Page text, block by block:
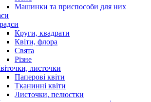
Машинки та приспособи для них
Круги, квадрати
Квіти, флора
Свята
Різне
листочки
Паперові квіти
Тканинні квіти
Листочки, пелюстки